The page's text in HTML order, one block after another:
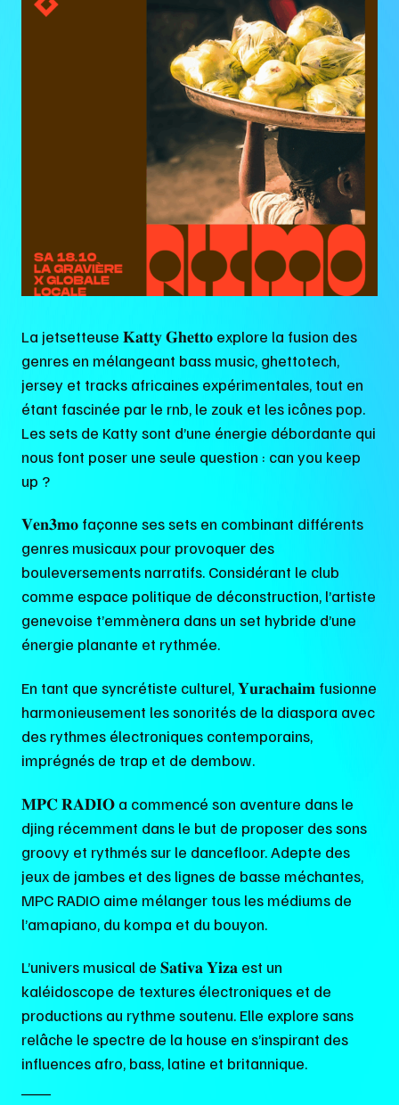
La jetsetteuse 𝐊𝐚𝐭𝐭𝐲 𝐆𝐡𝐞𝐭𝐭𝐨 explore la fusion des
genres en mélangeant bass music, ghettotech,
jersey et tracks africaines expérimentales, tout en
étant fascinée par le rnb, le zouk et les icônes pop.
Les sets de Katty sont d’une énergie débordante qui
nous font poser une seule question : can you keep
up ?
𝐕𝐞𝐧𝟑𝐦𝐨 façonne ses sets en combinant différents
genres musicaux pour provoquer des
bouleversements narratifs. Considérant le club
comme espace politique de déconstruction, l’artiste
genevoise t’emmènera dans un set hybride d’une
énergie planante et rythmée.
En tant que syncrétiste culturel, 𝐘𝐮𝐫𝐚𝐜𝐡𝐚𝐢𝐦 fusionne
harmonieusement les sonorités de la diaspora avec
des rythmes électroniques contemporains,
imprégnés de trap et de dembow.
𝐌𝐏𝐂 𝐑𝐀𝐃𝐈𝐎 a commencé son aventure dans le
djing récemment dans le but de proposer des sons
groovy et rythmés sur le dancefloor. Adepte des
jeux de jambes et des lignes de basse méchantes,
MPC RADIO aime mélanger tous les médiums de
l’amapiano, du kompa et du bouyon.
L’univers musical de 𝐒𝐚𝐭𝐢𝐯𝐚 𝐘𝐢𝐳𝐚 est un
kaléidoscope de textures électroniques et de
productions au rythme soutenu. Elle explore sans
relâche le spectre de la house en s’inspirant des
influences afro, bass, latine et britannique.